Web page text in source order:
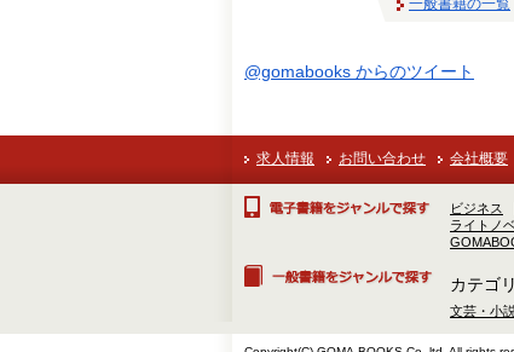
@gomabooks からのツイート
求人情報 お問い合わせ 会社概要
ビジネス
ライトノ
カテゴ
文芸・小説